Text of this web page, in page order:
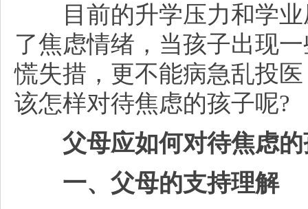
目前的升学压力和学业
了焦虑情绪，当孩子出现
慌失措，更不能病急乱投
该怎样对待焦虑的孩子呢?
父母应如何对待焦虑的
一、父母的支持理解